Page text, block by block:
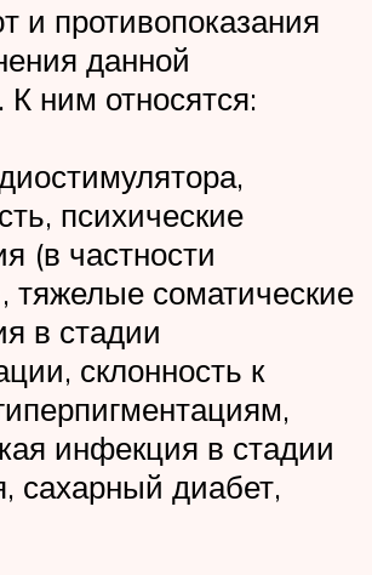
и противопоказания
данной
ним относятся:
психические
(в частности
тяжелые соматические
в стадии
склонность к
инфекция в стадии
сахарный диабет,